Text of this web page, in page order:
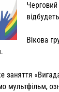
Вікова
мультфільм,